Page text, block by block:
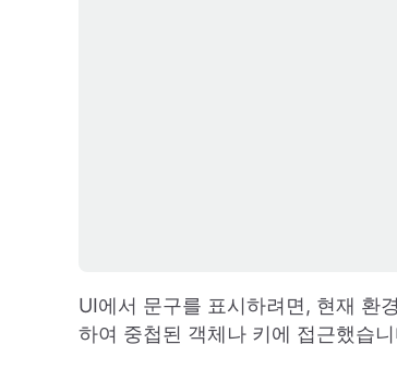
UI에서 문구를 표시하려면, 현재 환
하여 중첩된 객체나 키에 접근했습